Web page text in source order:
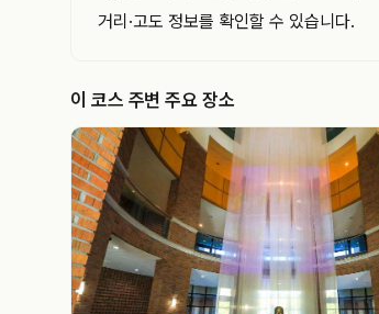
거리·고도 정보를 확인할 수 있습니다.
이 코스 주변 주요 장소